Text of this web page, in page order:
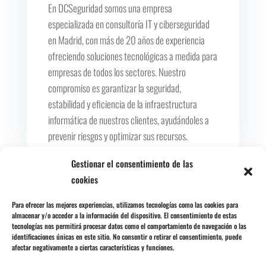
Gestionar el consentimiento de las
cookies
Para ofrecer las mejores experiencias, utilizamos tecnologías como las cookies para
almacenar y/o acceder a la información del dispositivo. El consentimiento de estas
tecnologías nos permitirá procesar datos como el comportamiento de navegación o las
identificaciones únicas en este sitio. No consentir o retirar el consentimiento, puede
afectar negativamente a ciertas características y funciones.
En DCSeguridad somos una empresa
especializada en consultoría IT y ciberseguridad
en Madrid, con más de 20 años de experiencia
ofreciendo soluciones tecnológicas a medida para
empresas de todos los sectores. Nuestro
compromiso es garantizar la seguridad,
estabilidad y eficiencia de la infraestructura
informática de nuestros clientes, ayudándoles a
prevenir riesgos y optimizar sus recursos.
Comentarios
0 comentarios